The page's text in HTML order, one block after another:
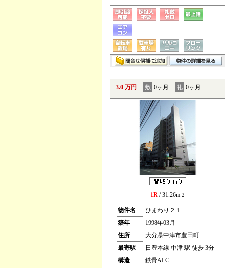
3.0 万円 敷 0ヶ月 礼 0ヶ月
1R / 31.26m 2
物件名
ひまわり２１
築年
1998年03月
住所
大分県中津市豊田町
最寄駅
日豊本線 中津 駅 徒歩 3分
構造
鉄骨ALC